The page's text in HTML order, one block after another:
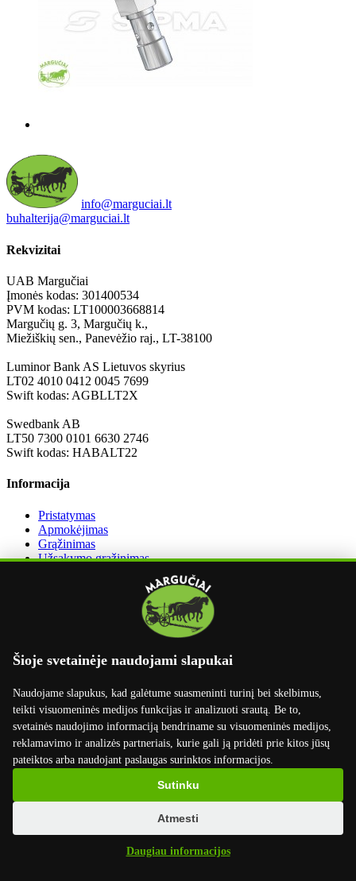
Šioje svetainėje naudojami slapukai
Naudojame slapukus, kad galėtume suasmeninti turinį bei skelbimus,
teikti visuomeninės medijos funkcijas ir analizuoti srautą. Be to,
svetainės naudojimo informaciją bendriname su visuomeninės medijos,
reklamavimo ir analizės partneriais, kurie gali ją pridėti prie kitos jūsų
pateiktos arba naudojant paslaugas surinktos informacijos.
Daugiau informacijos
Sutinku
Atmesti
info@marguciai.lt
buhalterija@marguciai.lt
Rekvizitai
UAB Margučiai
Įmonės kodas: 301400534
PVM kodas: LT100003668814
Margučių g. 3, Margučių k.,
Miežiškių sen., Panevėžio raj., LT-38100
Luminor Bank AS Lietuvos skyrius
LT02 4010 0412 0045 7699
Swift kodas: AGBLLT2X
Swedbank AB
LT50 7300 0101 6630 2746
Swift kodas: HABALT22
Informacija
Pristatymas
Apmokėjimas
Grąžinimas
Užsakymo grąžinimas